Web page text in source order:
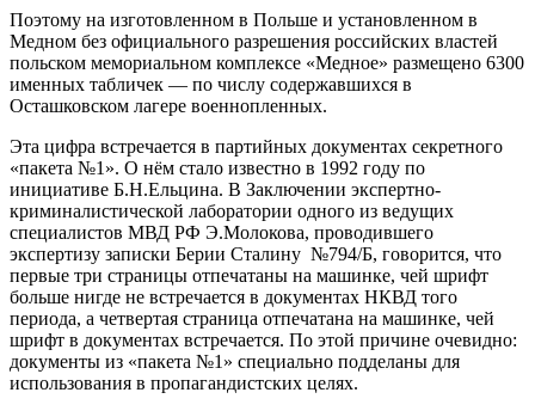
Поэтому на изготовленном в Польше и установленном в
Медном без официального разрешения российских властей
польском мемориальном комплексе «Медное» размещено 6300
именных табличек — по числу содержавшихся в
Осташковском лагере военнопленных.
Эта цифра встречается в партийных документах секретного
«пакета №1». О нём стало известно в 1992 году по
инициативе Б.Н.Ельцина. В Заключении экспертно-
криминалистической лаборатории одного из ведущих
специалистов МВД РФ Э.Молокова, проводившего
экспертизу записки Берии Сталину №794/Б, говорится, что
первые три страницы отпечатаны на машинке, чей шрифт
больше нигде не встречается в документах НКВД того
периода, а четвертая страница отпечатана на машинке, чей
шрифт в документах встречается. По этой причине очевидно:
документы из «пакета №1» специально подделаны для
использования в пропагандистских целях.